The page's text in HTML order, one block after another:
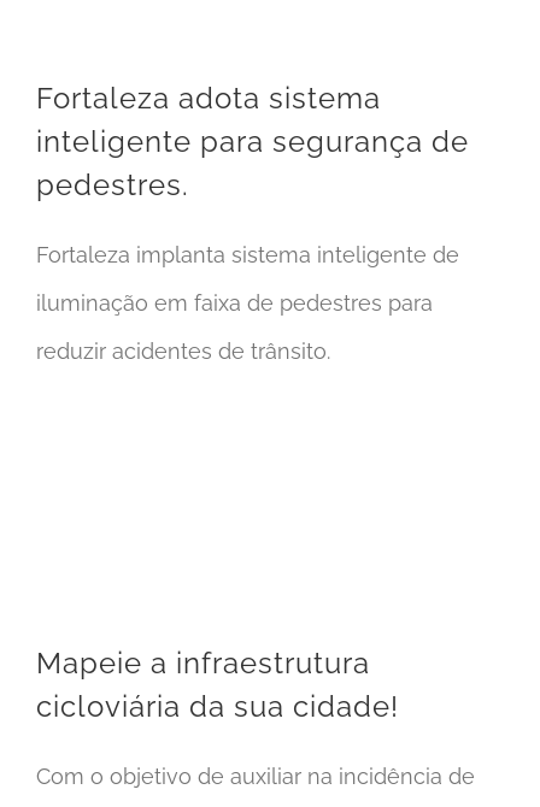
Fortaleza adota sistema
inteligente para segurança de
pedestres.
Fortaleza implanta sistema inteligente de
iluminação em faixa de pedestres para
reduzir acidentes de trânsito.
Mapeie a infraestrutura
cicloviária da sua cidade!
Com o objetivo de auxiliar na incidência de